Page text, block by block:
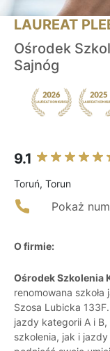
LAUREAT
Ośrodek
Sajnóg
9.1
Toruń, Torun
Pokaż
O firmie:
Ośrodek Szkolenia
renomowana
Szosa Lubicka
jazdy kategorii A i
szkolenia, jak i